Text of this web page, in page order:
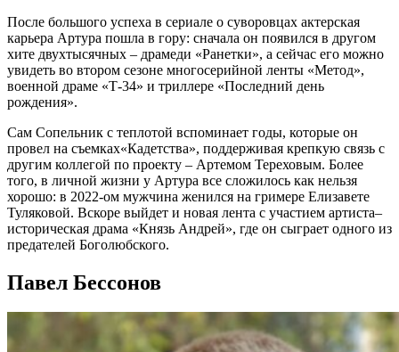
После большого успеха в сериале о суворовцах актерская
карьера Артура пошла в гору: сначала он появился в другом
хите двухтысячных – драмеди «Ранетки», а сейчас его можно
увидеть во втором сезоне многосерийной ленты «Метод»,
военной драме «Т-34» и триллере «Последний день
рождения».
Сам Сопельник с теплотой вспоминает годы, которые он
провел на съемках«Кадетства», поддерживая крепкую связь с
другим коллегой по проекту – Артемом Тереховым. Более
того, в личной жизни у Артура все сложилось как нельзя
хорошо: в 2022-ом мужчина женился на гримере Елизавете
Туляковой. Вскоре выйдет и новая лента с участием артиста–
историческая драма «Князь Андрей», где он сыграет одного из
предателей Боголюбского.
Павел Бессонов